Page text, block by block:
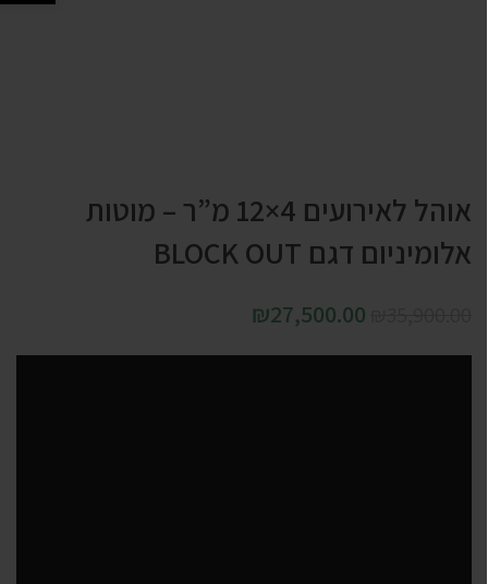
אוהל לאירועים 4×12 מ”ר – מוטות
אלומיניום דגם BLOCK OUT
₪27,500.00